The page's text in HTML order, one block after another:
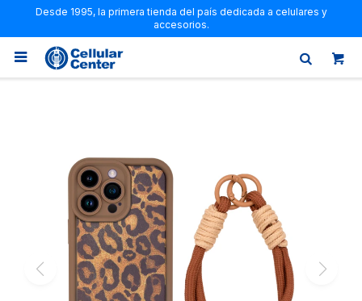
Desde 1995, la primera tienda del país dedicada a celulares y
accesorios.
